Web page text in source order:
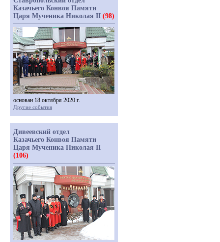
Казачьего Конвоя Памяти
Царя Мученика Николая II (98)
основан 18 октября 2020 г.
Другие события
Дивеевский отдел
Казачьего Конвоя Памяти
Царя Мученика Николая II
(106)